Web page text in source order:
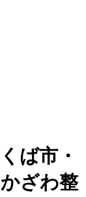
ば市・
ざわ整